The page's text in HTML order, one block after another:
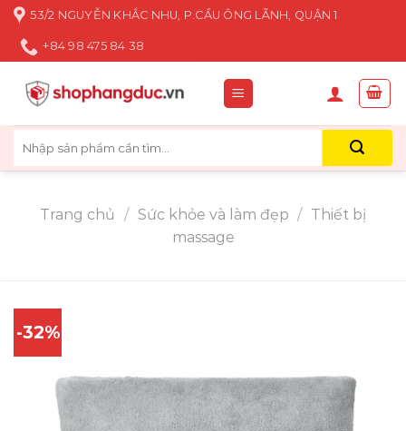
Skip
content
53/2 NGUYỄN KHẮC NHU, P.CẦU ÔNG LÃNH, QUẬN 1
+84 98 475 84 38
kiếm:
Trang chủ / Sức khỏe và làm đẹp / Thiết bị
massage
-32%